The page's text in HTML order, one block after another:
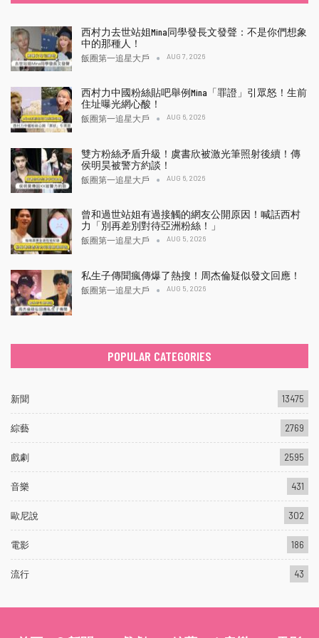
西村力去世站姐Mina同學發長文發聲：不是你們想象
中的那種人！
飯圈第一追星大戶 AUG 7, 2026
西村力中國粉絲貼吧舉例Mina「罪證」引眾怒！生前
住址曝光網心酸！
飯圈第一追星大戶 AUG 6, 2026
雙方粉絲矛盾升級！虞書欣被激光筆照射後續！傳
侯明昊被警方約談！
飯圈第一追星大戶 AUG 6, 2026
曾和過世站姐有過接觸的網友公開原因！喊話西村
力「別再差別對待亞洲粉絲！」
飯圈第一追星大戶 AUG 5, 2026
私生子傳聞瘋傳爆了熱搜！周杰倫疑似發文回應！
飯圈第一追星大戶 AUG 5, 2026
POPULAR CATEGORIES
新聞 13475
綜藝 2769
戲劇 2595
音樂 431
歐尼說 302
電影 186
流行 43